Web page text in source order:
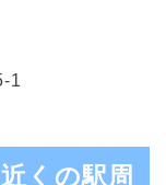
1
くの駅周